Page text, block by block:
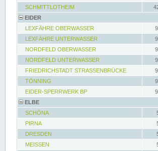
SCHMITTLOTHEIM
EIDER
LEXFÄHRE OBERWASSER
LEXFÄHRE UNTERWASSER
NORDFELD OBERWASSER
NORDFELD UNTERWASSER
FRIEDRICHSTADT STRASSENBRÜCKE
TÖNNING
EIDER-SPERRWERK BP
ELBE
SCHÖNA
PIRNA
DRESDEN
MEISSEN